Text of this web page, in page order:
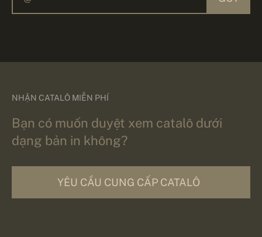
NHẬN CATALÔ MIỄN PHÍ
Bạn có muốn duyệt xem catalô dưới
dạng bản in không?
YÊU CẦU CUNG CẤP CATALÔ